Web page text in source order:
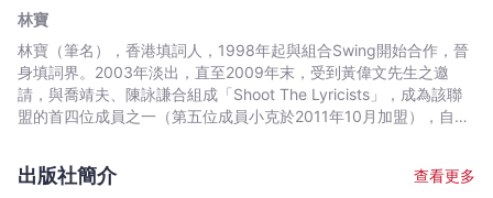
被披露，一臧亦接下了「牙怒」的終極任務，方小琪更是命運轉
向，遭逢巨變…… 白駒遺留下來那個未完成的設計──「阿瑞斯的鳥
僕」到底是甚麼？ 霍雨的失蹤又是否與它有關？ 風雨欲來，戰雲密
佈。 封自來與一臧、連合派來的帝都專使、馬賽克的特務隱兵、
「曼陀」的「血營」兩人，將於北早門展開連場暗戰、死戰、空
戰！ 戒嚴一夜，戰曲雷動奏起。 《戰問太平》，正是以這個表面太
突出的人物為筆，以人性、感情為墨，用時空交錯的手法，一頁一
頁地，繪出一個波瀾壯闊、天馬行空但不失真實的史詩式故事。
林寶
林寶（筆名），香港填詞人，1998年起與組合Swing開始合作，晉
身填詞界。2003年淡出，直至2009年末，受到黃偉文先生之邀
請，與喬靖夫、陳詠謙合組成「Shoot The Lyricists」，成為該聯
盟的首四位成員之一（第五位成員小克於2011年10月加盟），自此
位作家，而「只」是一個幻想家。 這些年，他「腦力」建築，架構
出版社簡介 查看更多